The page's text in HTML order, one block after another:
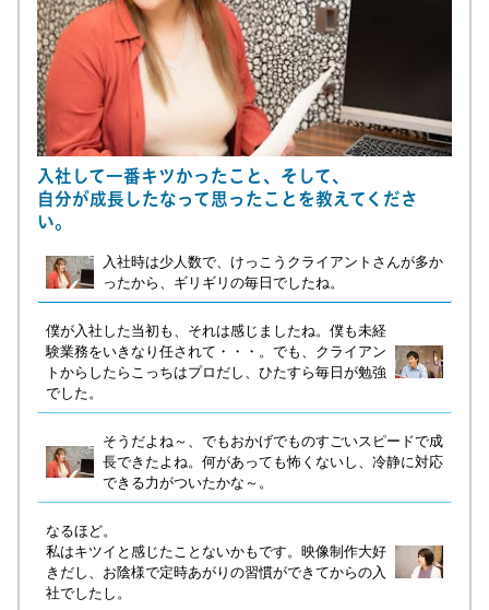
入社して一番キツかったこと、そして、
自分が成長したなって思ったことを教えてくださ
い。
入社時は少人数で、けっこうクライアントさんが多か
ったから、ギリギリの毎日でしたね。
僕が入社した当初も、それは感じましたね。僕も未経
験業務をいきなり任されて・・・。でも、クライアン
トからしたらこっちはプロだし、ひたすら毎日が勉強
でした。
そうだよね～、でもおかげでものすごいスピードで成
長できたよね。何があっても怖くないし、冷静に対応
できる力がついたかな～。
なるほど。
私はキツイと感じたことないかもです。映像制作大好
きだし、お陰様で定時あがりの習慣ができてからの入
社でしたし。